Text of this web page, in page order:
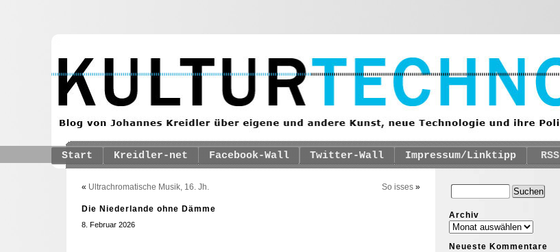
Start Kreidler-net Facebook-Wall Twitter-Wall Impressum/Linktipp RSS
« Ultrachromatische Musik, 16. Jh. So isses »
Die Niederlande ohne Dämme
8. Februar 2026
Archiv
Neueste Kommentare